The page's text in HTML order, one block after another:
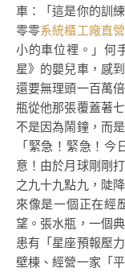
車：「這是你的訓
零零系統櫃工廠直營
小的車位裡。」何
星》的嬰兒車，感
還要無理頭一百萬
瓶從他那張覆蓋著
不是因為鬧鐘，而
「緊急！緊急！
意！由於月球剛剛
之九十九點九，陡
來像是一個正在經
望。張水瓶，一個
患有「星座預報壓
壁棟、經營一家「